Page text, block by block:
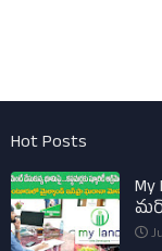
Hot Posts